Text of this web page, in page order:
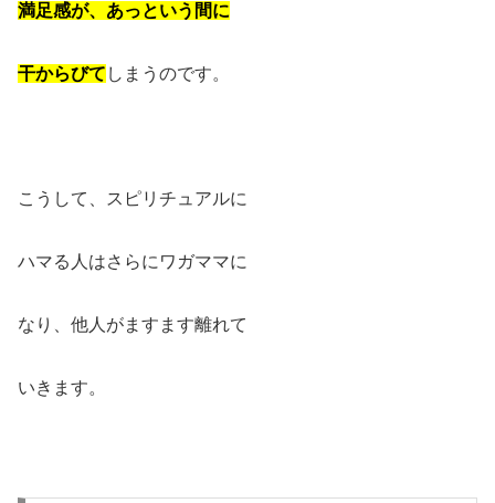
満足感が、あっという間に
干からびて しまうのです。
こうして、スピリチュアルに
ハマる人はさらにワガママに
なり、他人がますます離れて
いきます。